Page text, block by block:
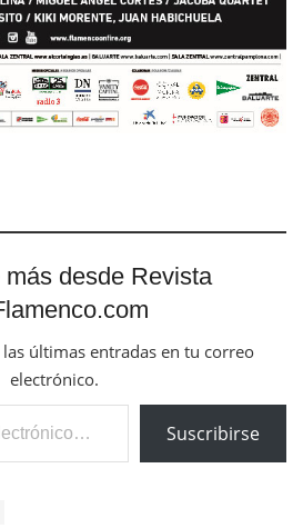
más desde Revista
últimas entradas en tu correo
electrónico.
Suscribirse